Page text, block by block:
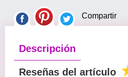
Compartir
Descripción
Reseñas del artículo